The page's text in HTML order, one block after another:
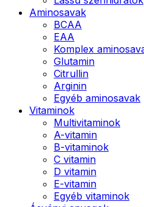
Aminosavak
BCAA
EAA
Komplex
Glutamin
Citrullin
Arginin
Egyéb aminosavak
Vitaminok
Multivitaminok
A-vitamin
B-vitaminok
C vitamin
D vitamin
E-vitamin
Egyéb vitaminok